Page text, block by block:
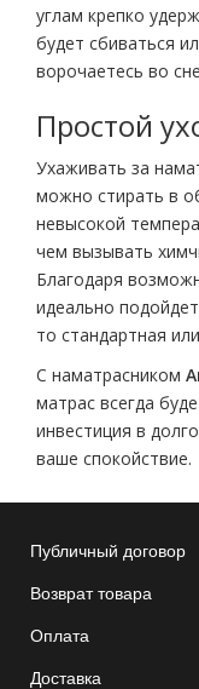
углам крепко
будет сбиваться
ворочаетесь во
Простой
Ухаживать за
можно стирать в
невысокой
чем вызывать
Благодаря
идеально
то стандартная
С наматрасником
матрас всегда
инвестиция в
ваше спокойствие.
Публичный договор
Возврат товара
Оплата
Доставка